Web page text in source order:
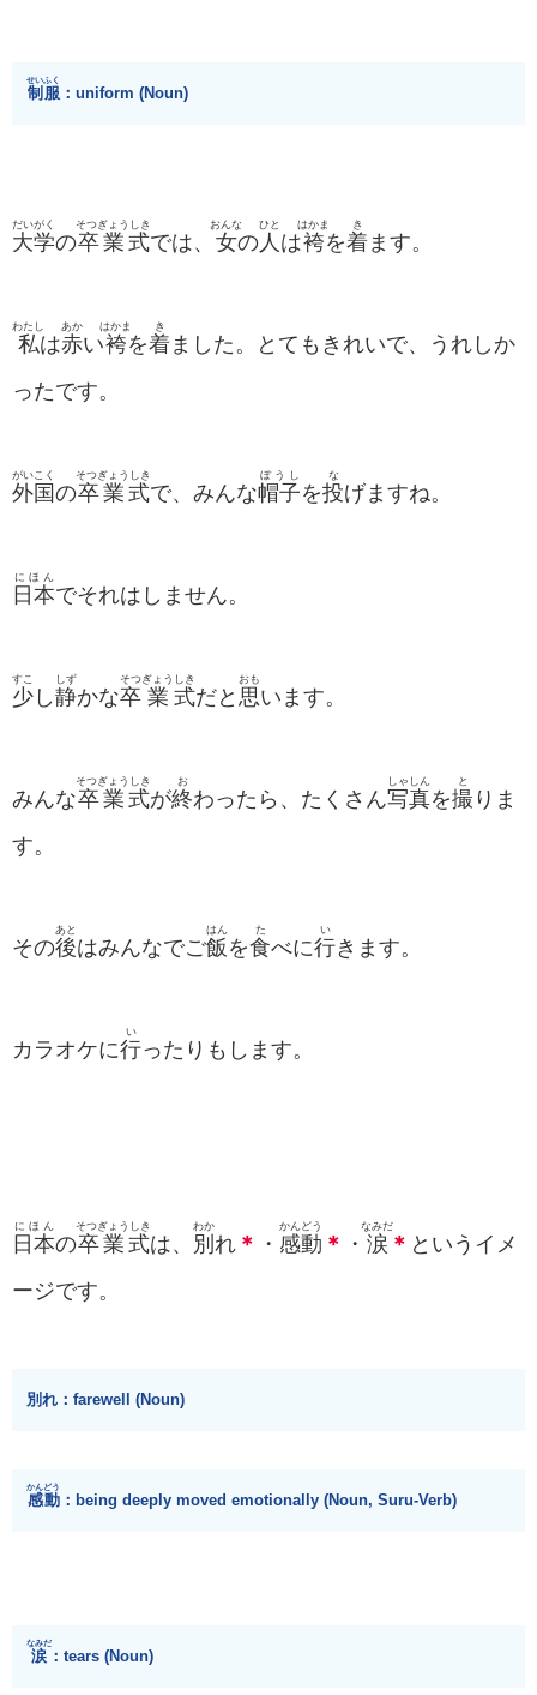
制服
せいふく
：uniform (Noun)
大学
だいがく
の卒業式
そつぎょうしき
では、 女
おんな
の 人
ひと
は袴
はかま
を着
き
ます。
私
わたし
は赤
あか
い袴
はかま
を着
き
ました。とてもきれいで、うれしか
ったです。
外国
がいこく
の卒業式
そつぎょうしき
で、みんな帽子
ぼうし
を投
な
げますね。
日本
にほん
でそれはしません。
少
すこ
し静
しず
かな卒
そつ
業
ぎょう
式
しき
だと 思
おも
います。
みんな卒業式
そつぎょうしき
が終
お
わったら、たくさん写真
しゃしん
を撮
と
りま
す。
その後
あと
はみんなでご飯
はん
を食
た
べに行
い
きます。
カラオケに行
い
ったりもします。
日本
にほん
の卒業式
そつぎょうしき
は、 別
わか
れ ＊ ・ 感動
かんどう
＊ ・ 涙
なみだ
＊ というイメ
ージです。
別れ：farewell (Noun)
感動
かんどう
：being deeply moved emotionally (Noun, Suru-Verb)
涙
なみだ
：tears (Noun)